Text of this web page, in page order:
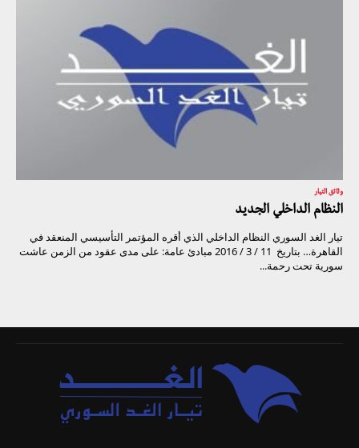
وثائق التيار
النظام الداخلي الجديد
تيار الغد السوري النظام الداخلي الذي أقره المؤتمر التأسيسي المنعقد في
القاهرة… بتاريخ 11 / 3 / 2016 مبادئ عامة: على مدى عقود من الزمن عاشت
سورية تحت رحمة...